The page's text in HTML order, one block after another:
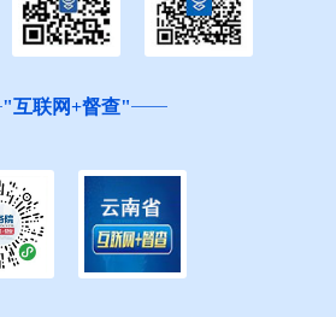
"互联网+督查"